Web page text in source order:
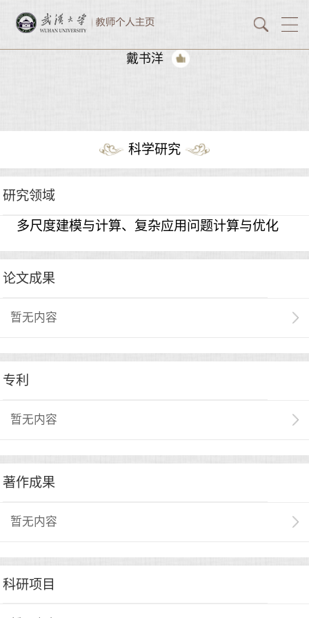
戴书洋
科学研究
研究领域
多尺度建模与计算、复杂应用问题计算与优化
论文成果
暂无内容
专利
暂无内容
著作成果
暂无内容
科研项目